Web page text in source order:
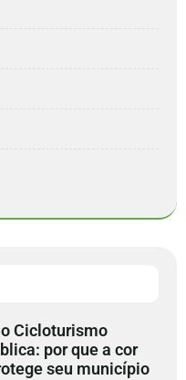
Cicloturismo
por que a cor
seu município